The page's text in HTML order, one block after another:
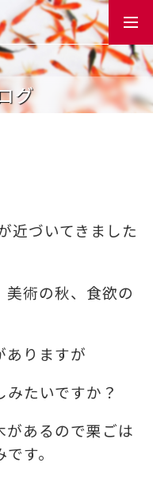
グ
近づいてきました
術の秋、食欲の
ありますが
たいですか？
があるので栗ごは
す。